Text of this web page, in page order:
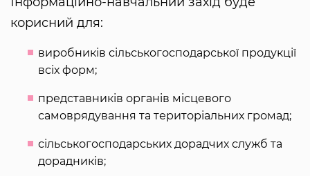
корисний для:
виробників сільськогосподарської продукції
всіх форм;
представників органів місцевого
самоврядування та територіальних громад;
сільськогосподарських дорадчих служб та
дорадників;